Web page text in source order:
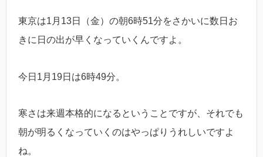
東京は1月13日（金）の朝6時51分をさかいに数日お
きに日の出が早くなっていくんですよ。
今日1月19日は6時49分。
寒さは来週本格的になるということですが、それでも
朝が明るくなっていくのはやっぱりうれしいですよ
ね。